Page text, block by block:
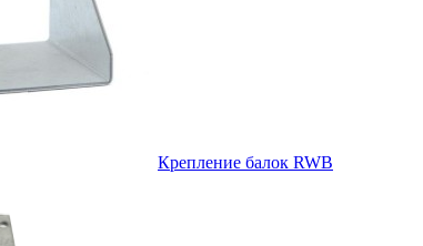
Крепление балок RWB